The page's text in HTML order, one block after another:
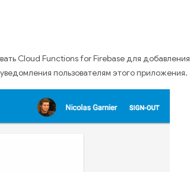
Cloud Functions for Firebase для добавления
пользователям этого приложения.